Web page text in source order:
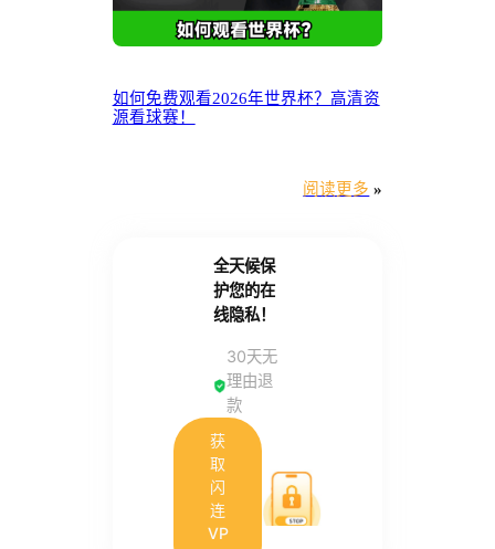
如何免费观看2026年世界杯？高清资
源看球赛！
阅读更多 »
全天候保
护您的在
线隐私！
30天无
理由退
款
获
取
闪
连
VP